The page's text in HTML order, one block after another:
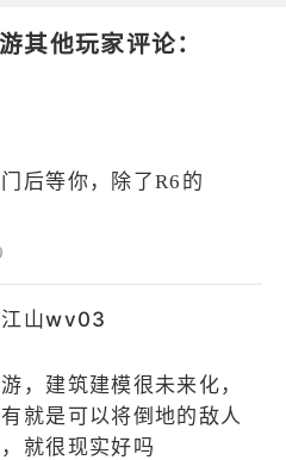
其他玩家评论：
后等你，除了R6的
江山wv03
，建筑建模很未来化，
就是可以将倒地的敌人
就很现实好吗